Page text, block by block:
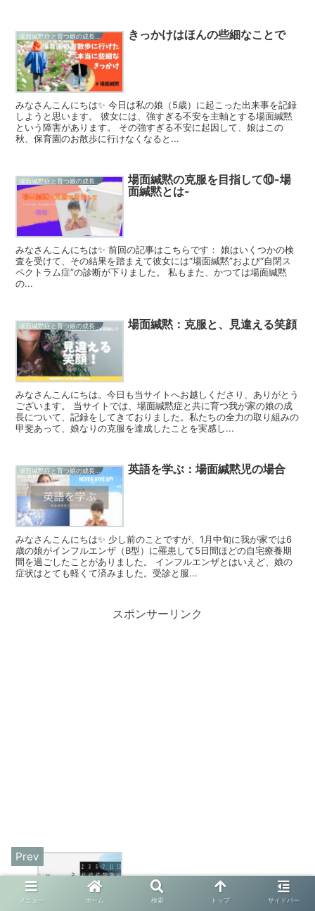
きっかけはほんの些細なことで
みなさんこんにちは✨ 今日は私の娘（5歳）に起こった出来事を記録
しようと思います。 彼女には、強すぎる不安を主軸とする場面緘黙
という障害があります。 その強すぎる不安に起因して、娘はこの
秋、保育園のお散歩に行けなくなると...
場面緘黙の克服を目指して⑩-場
面緘黙とは-
みなさんこんにちは✨ 前回の記事はこちらです： 娘はいくつかの検
査を受けて、その結果を踏まえて彼女には“場面緘黙”および“自閉ス
ペクトラム症”の診断が下りました。 私もまた、かつては場面緘黙
の...
場面緘黙：克服と、見違える笑顔
みなさんこんにちは。今日も当サイトへお越しくださり、ありがとう
ございます。 当サイトでは、場面緘黙症と共に育つ我が家の娘の成
長について、記録をしてきておりました。私たちの全力の取り組みの
甲斐あって、娘なりの克服を達成したことを実感し...
場面緘黙症と育つ娘の成長記録 英語を学ぶ：場面緘黙児の場合
みなさんこんにちは✨ 少し前のことですが、1月中旬に我が家では6
歳の娘がインフルエンザ（B型）に罹患して5日間ほどの自宅療養期
間を過ごしたことがありました。 インフルエンザとはいえど、娘の
症状はとても軽くて済みました。受診と服...
スポンサーリンク
素数フィルター
メニュー ホーム 検索 トップ サイドバー